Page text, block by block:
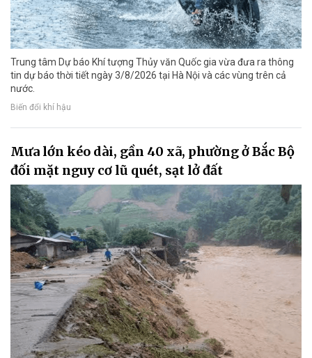
Trung tâm Dự báo Khí tượng Thủy văn Quốc gia vừa đưa ra thông
tin dự báo thời tiết ngày 3/8/2026 tại Hà Nội và các vùng trên cả
nước.
Biến đổi khí hậu
Mưa lớn kéo dài, gần 40 xã, phường ở Bắc Bộ
đối mặt nguy cơ lũ quét, sạt lở đất